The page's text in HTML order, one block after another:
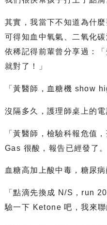
其實，我當下不知道為什
可得知血中氧氣、二氧化
依稀記得前輩曾分享過：
就對了！」
「黃醫師，血糖機 show
沒隔多久，護理師桌上的電
「黃醫師，檢驗科報危值
Gas 很酸，報告已經發了。
血糖高加上酸中毒，糖尿病
「點滴先換成 N/S，run
驗一下 Ketone 吧，我來聯